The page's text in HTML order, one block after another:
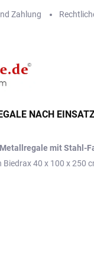
Zahlung
NACH
Metallregale mit Stahl-
40 x 100 x 250